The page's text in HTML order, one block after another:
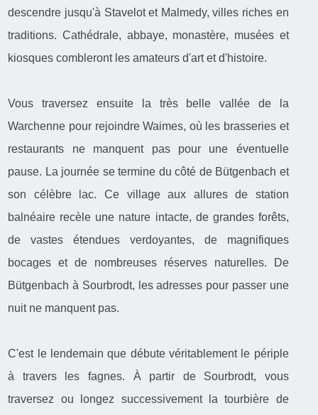
descendre jusqu'à Stavelot et Malmedy, villes riches en
traditions. Cathédrale, abbaye, monastère, musées et
kiosques combleront les amateurs d'art et d'histoire.
Vous traversez ensuite la très belle vallée de la
Warchenne pour rejoindre Waimes, où les brasseries et
restaurants ne manquent pas pour une éventuelle
pause. La journée se termine du côté de Bütgenbach et
son célèbre lac. Ce village aux allures de station
balnéaire recèle une nature intacte, de grandes forêts,
de vastes étendues verdoyantes, de magnifiques
bocages et de nombreuses réserves naturelles. De
Bütgenbach à Sourbrodt, les adresses pour passer une
nuit ne manquent pas.
C'est le lendemain que débute véritablement le périple
à travers les fagnes. À partir de Sourbrodt, vous
traversez ou longez successivement la tourbière de